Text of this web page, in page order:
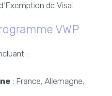
de Visa.
VWP
:
: France, Allemagne,